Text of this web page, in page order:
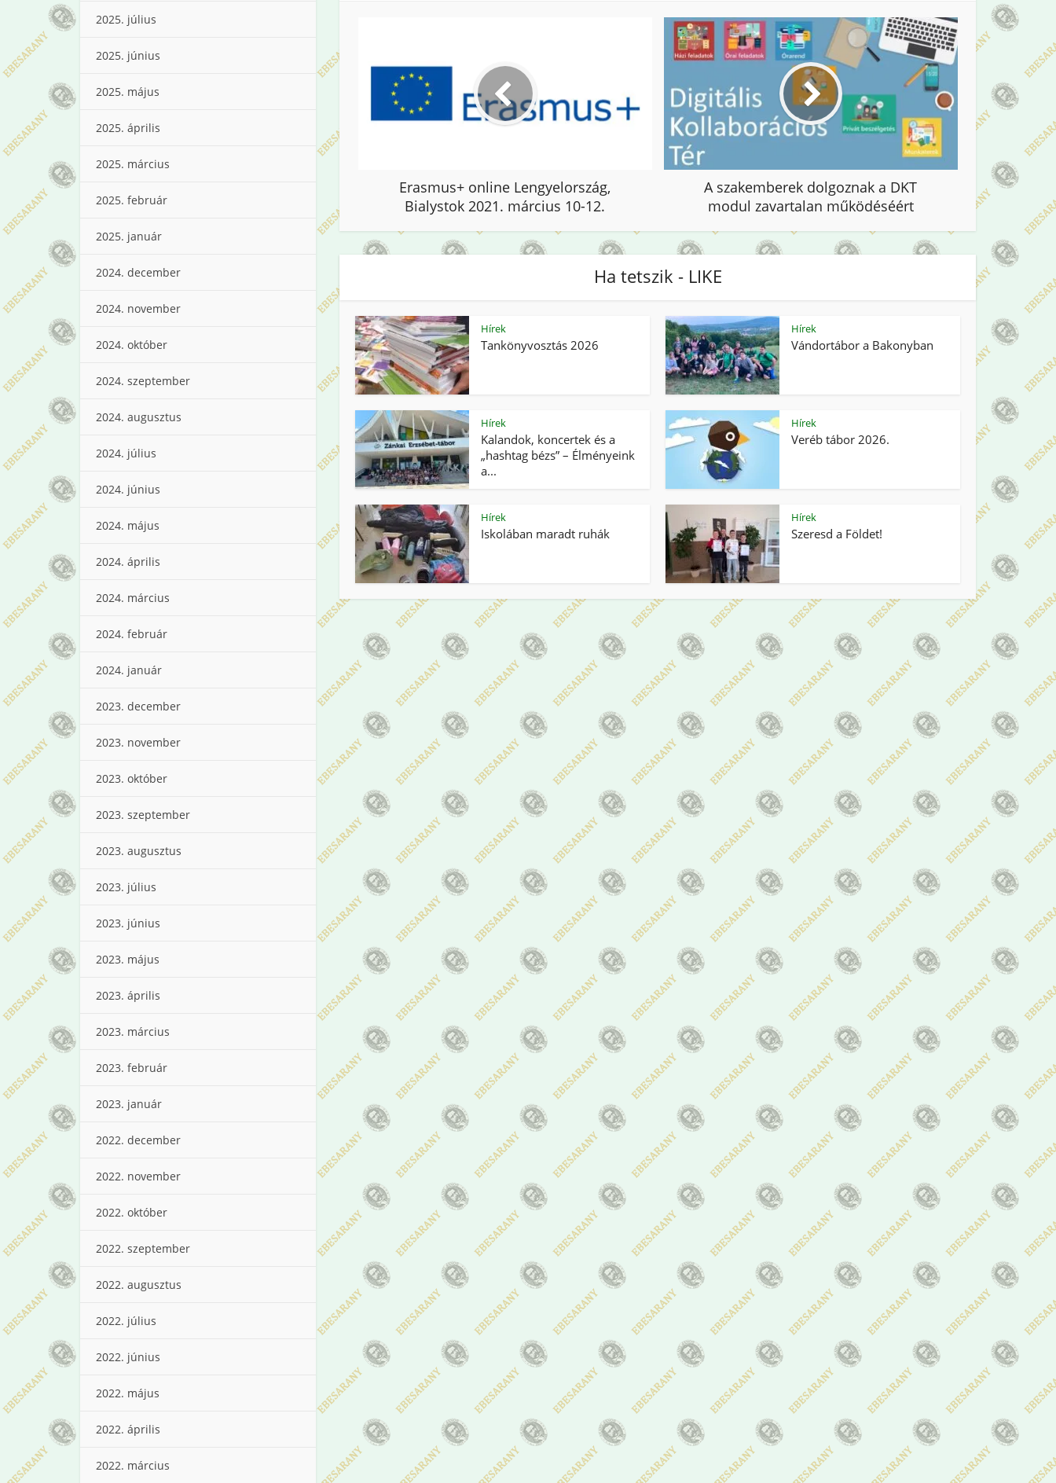
2025. július
2025. június
2025. május
2025. április
2025. március
2025. február
2025. január
2024. december
2024. november
2024. október
2024. szeptember
2024. augusztus
2024. július
2024. június
2024. május
2024. április
2024. március
2024. február
2024. január
2023. december
2023. november
2023. október
2023. szeptember
2023. augusztus
2023. július
2023. június
2023. május
2023. április
2023. március
2023. február
2023. január
2022. december
2022. november
2022. október
2022. szeptember
2022. augusztus
2022. július
2022. június
2022. május
2022. április
2022. március
Erasmus+ online Lengyelország,
Bialystok 2021. március 10-12.
A szakemberek dolgoznak a DKT
modul zavartalan működéséért
Ha tetszik - LIKE
Hírek
Tankönyvosztás 2026
Hírek
Vándortábor a Bakonyban
Hírek
Kalandok, koncertek és a
„hashtag bézs” – Élményeink
a...
Hírek
Veréb tábor 2026.
Hírek
Iskolában maradt ruhák
Hírek
Szeresd a Földet!